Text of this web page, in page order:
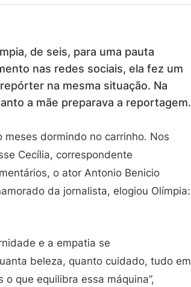
de seis, para uma pauta
nas redes sociais, ela fez um
na mesma situação. Na
a mãe preparava a reportagem.
dormindo no carrinho. Nos
Cecília, correspondente
o ator Antonio Benicio
da jornalista, elogiou Olímpia:
e a empatia se
beleza, quanto cuidado, tudo em
que equilibra essa máquina”,